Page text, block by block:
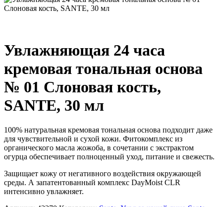
Увлажняющая 24 часа
кремовая тональная основа
№ 01 Слоновая кость,
SANTE, 30 мл
100% натуральная кремовая тональная основа подходит даже
для чувствительной и сухой кожи. Фитокомплекс из
органического масла жожоба, в сочетании с экстрактом
огурца обеспечивает полноценный уход, питание и свежесть.
Защищает кожу от негативного воздействия окружающей
среды. А запатентованный комплекс DayMoist CLR
интенсивно увлажняет.